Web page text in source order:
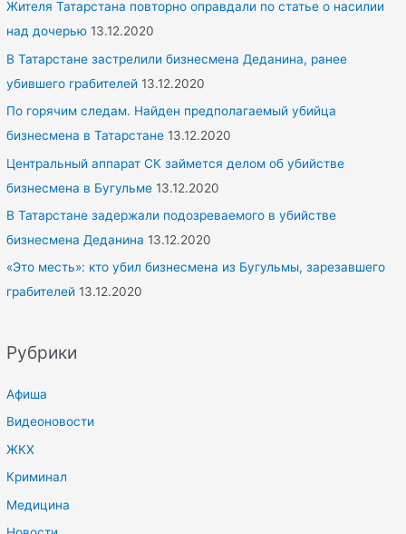
Жителя Татарстана повторно оправдали по статье о насилии
над дочерью 13.12.2020
В Татарстане застрелили бизнесмена Деданина, ранее
убившего грабителей 13.12.2020
По горячим следам. Найден предполагаемый убийца
бизнесмена в Татарстане 13.12.2020
Центральный аппарат СК займется делом об убийстве
бизнесмена в Бугульме 13.12.2020
В Татарстане задержали подозреваемого в убийстве
бизнесмена Деданина 13.12.2020
«Это месть»: кто убил бизнесмена из Бугульмы, зарезавшего
грабителей 13.12.2020
Рубрики
Афиша
Видеоновости
ЖКХ
Криминал
Медицина